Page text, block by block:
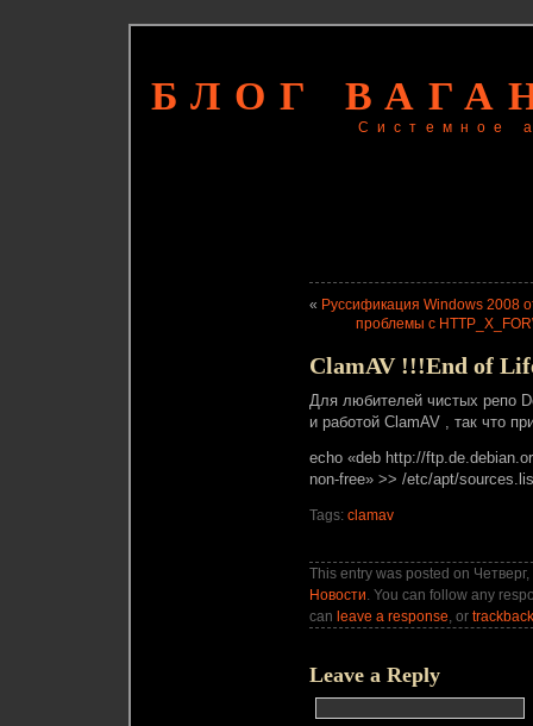
БЛОГ
Системное
« Руссификация Windows 2008
проблемы с
ClamAV !!!End of
Для любителей чистых репо
и работой ClamAV , так что
echo «deb http://
non-free» >> /etc/apt/
Tags: clamav
This entry was posted on
Новости. You can follow any
can leave a response, or trackback
Leave a Reply